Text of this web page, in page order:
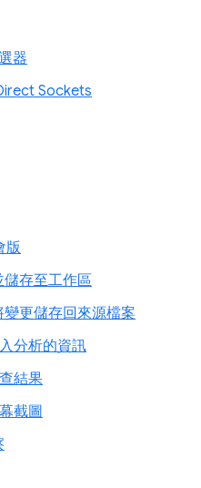
器
Sockets
版
儲存至工作區
更儲存回來源檔案
分析的資訊
結果
截圖